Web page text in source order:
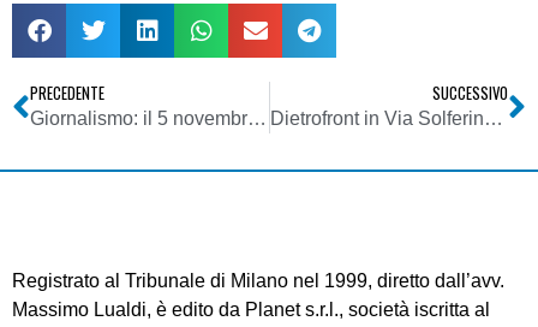
PRECEDENTE
Giornalismo: il 5 novembre mobilitazione europea per la libertà di stampa
SUCCESSIVO
Dietrofront in Via Solferino: rimandato il restyling
Registrato al Tribunale di Milano nel 1999, diretto dall’avv.
Massimo Lualdi, è edito da Planet s.r.l., società iscritta al